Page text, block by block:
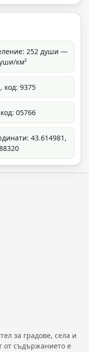
252 души —
км²
код: 9375
05766
43.614981,
за градове, села и
от съдържанието е